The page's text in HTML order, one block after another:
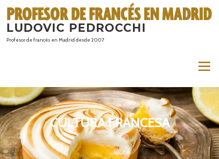
contenido
LUDOVIC PEDROCCHI
Profesor de francés en Madrid desde 2007
Menú
CULTURA FRANCESA